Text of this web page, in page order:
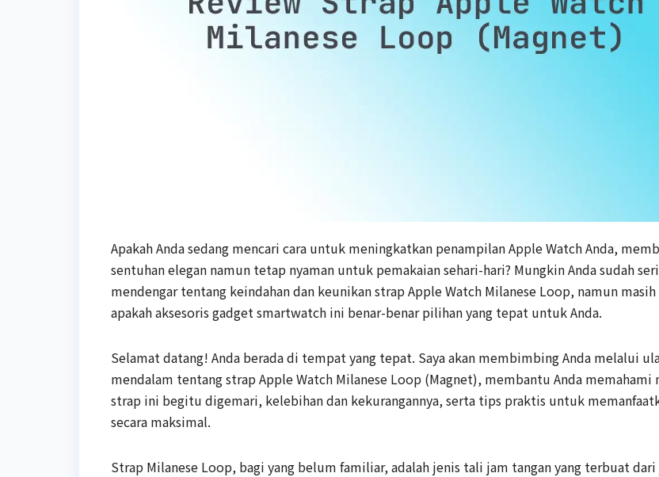
Apakah Anda sedang mencari cara untuk meningkatkan penampilan Apple Watch Anda,
sentuhan elegan namun tetap nyaman untuk pemakaian sehari-hari? Mungkin Anda sudah
mendengar tentang keindahan dan keunikan strap Apple Watch Milanese Loop, namun masih
apakah aksesoris gadget smartwatch ini benar-benar pilihan yang tepat untuk Anda.
Selamat datang! Anda berada di tempat yang tepat. Saya akan membimbing Anda melalui
mendalam tentang strap Apple Watch Milanese Loop (Magnet), membantu Anda memahami
strap ini begitu digemari, kelebihan dan kekurangannya, serta tips praktis untuk
secara maksimal.
Strap Milanese Loop, bagi yang belum familiar, adalah jenis tali jam tangan yang terbuat